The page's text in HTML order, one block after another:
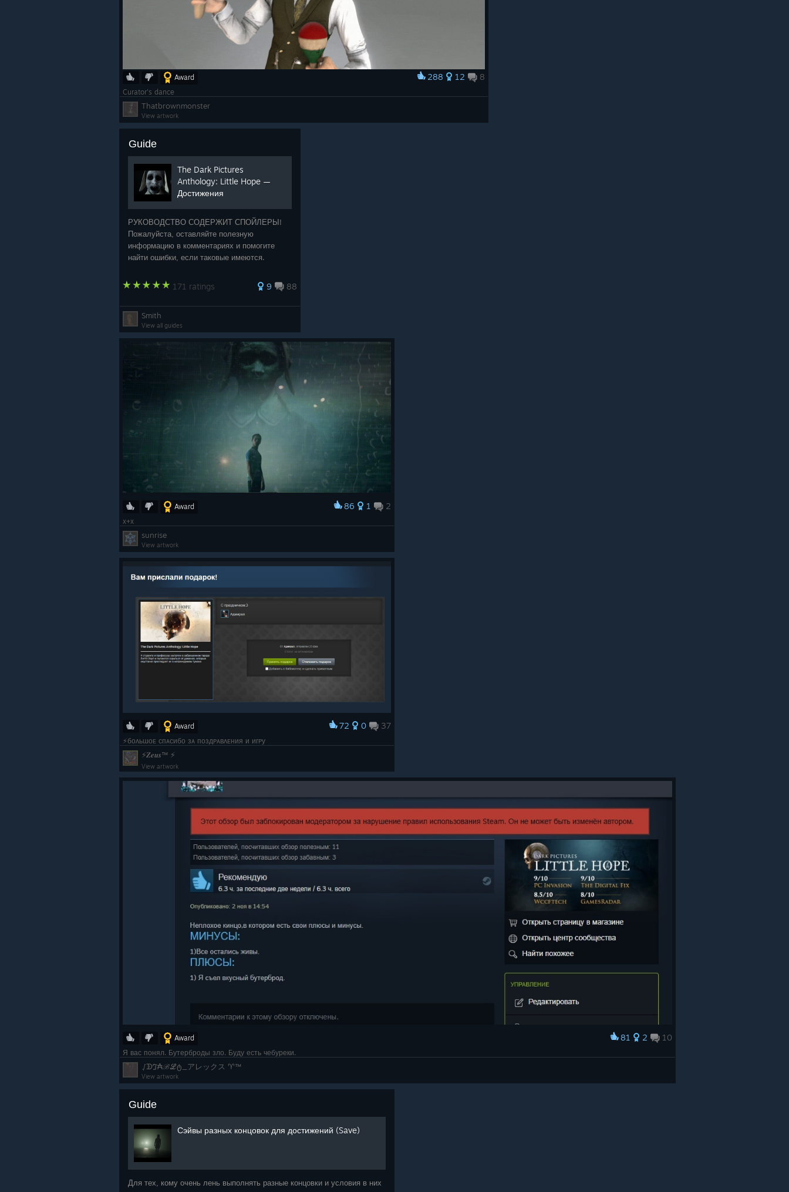
Award 288 12 8
Curator's dance
Thatbrownmonster
View artwork
Guide
The Dark Pictures
Anthology: Little Hope —
Достижения
РУКОВОДСТВО СОДЕРЖИТ СПОЙЛЕРЫ!
Пожалуйста, оставляйте полезную
информацию в комментариях и помогите
найти ошибки, если таковые имеются.
Little Hope и как их получить. Данное
руководство является переводом этого
руковод
171 ratings 9 88
Smith
View all guides
Award 86 1 2
x+x
sunrise
View artwork
Award 72 0 37
⚡боᴧьɯоᴇ ᴄᴨᴀᴄибо зᴀ ᴨоздᴩᴀʙᴧᴇния и иᴦᴩу
View artwork
Award 81 2 10
Я вас понял. Бутерброды зло. Буду есть чебуреки.
√ᗫℑ₳ℬℒტ_アレックス ♈™
View artwork
Guide
Сэйвы разных концовок для достижений (Save)
Для тех, кому очень лень выполнять разные концовки и условия в них